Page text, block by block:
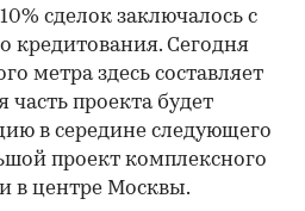
сделок заключалось с
кредитования. Сегодня
метра здесь составляет
часть проекта будет
в середине следующего
проект комплексного
в центре Москвы.